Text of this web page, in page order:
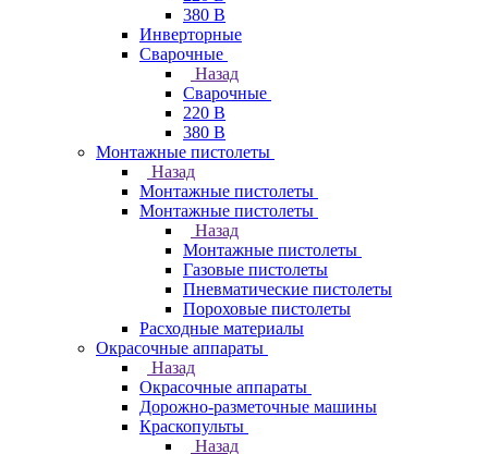
380 В
Инверторные
Сварочные
Назад
Сварочные
220 В
380 В
Монтажные пистолеты
Назад
Монтажные пистолеты
Монтажные пистолеты
Назад
Монтажные пистолеты
Газовые пистолеты
Пневматические пистолеты
Пороховые пистолеты
Расходные материалы
Окрасочные аппараты
Назад
Окрасочные аппараты
Дорожно-разметочные машины
Краскопульты
Назад